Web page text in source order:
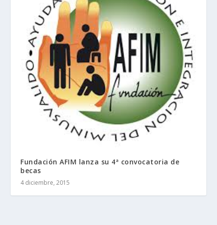
Fundación AFIM lanza su 4ª convocatoria de
becas
4 diciembre, 2015